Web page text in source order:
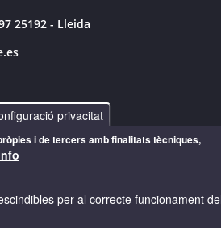
25192 - Lleida
reservats
privacitat
i de tercers amb finalitats tècniques,
per al correcte funcionament